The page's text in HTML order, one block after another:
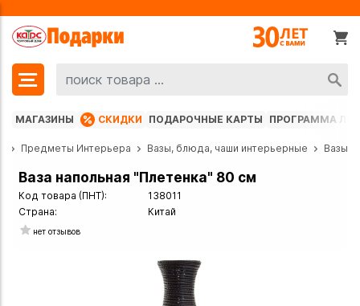
МАГАЗИНЫ СКИДКИ ПОДАРОЧНЫЕ КАРТЫ ПРОГРАММА
Предметы Интерьера Вазы, блюда, чаши интерьерные Вазы
Ваза напольная "Плетенка" 80 см
Код товара (ПНТ):
138011
Страна:
Китай
нет отзывов